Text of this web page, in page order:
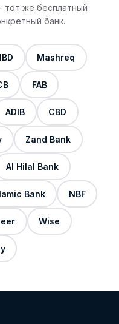
тот же бесплатный
банк.
Mashreq
FAB
ADIB CBD
Zand Bank
Al Hilal Bank
Bank NBF
Wise